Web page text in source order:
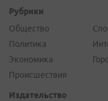
Рубрики
Общество
Политика
Экономика
Происшествия
Издательство